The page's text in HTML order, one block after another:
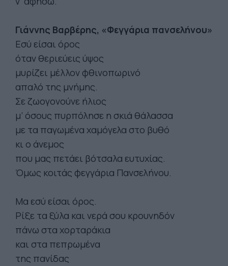
Γιάννης Βαρβέρης, «Φεγγάρια πανσελήνου»
Εσύ είσαι όρος
όταν θεριεύεις ύψος
μυρίζει μέλλον φθινοπωρινό
απαλό της μνήμης.
Σε ζωογονούνε ήλιος
μ’ όσους πυρπόλησε η σκιά θάλασσα
με τα παγωμένα χαμόγελα στο βυθό
κι ο άνεμος
που μας πετάει βότσαλα ευτυχίας.
Όμως κοιτάς φεγγάρια Πανσελήνου.
Μα εσύ είσαι όρος.
Ρίξε τα ξύλα και νερά σου κρουνηδόν
πάνω στα χορταράκια
και στα πεπρωμένα
της πανίδας